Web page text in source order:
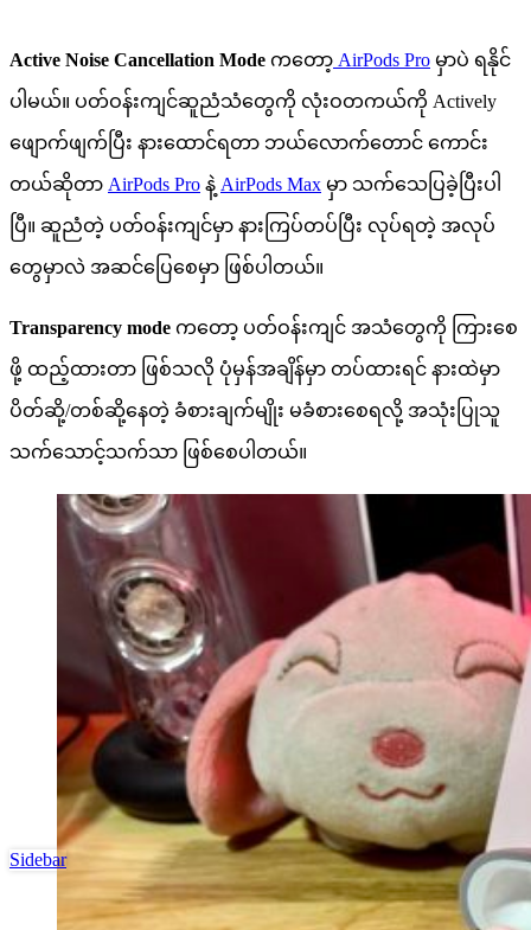
Active Noise Cancellation Mode ကတော့ AirPods Pro မှာပဲ ရနိုင်
ပါမယ်။ ပတ်ဝန်းကျင်ဆူညံသံတွေကို လုံးဝတကယ်ကို Actively
ဖျောက်ဖျက်ပြီး နားထောင်ရတာ ဘယ်လောက်တောင် ကောင်း
တယ်ဆိုတာ AirPods Pro နဲ့ AirPods Max မှာ သက်သေပြခဲ့ပြီးပါ
ပြီ။ ဆူညံတဲ့ ပတ်ဝန်းကျင်မှာ နားကြပ်တပ်ပြီး လုပ်ရတဲ့ အလုပ်
တွေမှာလဲ အဆင်ပြေစေမှာ ဖြစ်ပါတယ်။
Transparency mode ကတော့ ပတ်ဝန်းကျင် အသံတွေကို ကြားစေ
ဖို့ ထည့်ထားတာ ဖြစ်သလို ပုံမှန်အချိန်မှာ တပ်ထားရင် နားထဲမှာ
ပိတ်ဆို့/တစ်ဆို့နေတဲ့ ခံစားချက်မျိုး မခံစားစေရလို့ အသုံးပြုသူ
သက်သောင့်သက်သာ ဖြစ်စေပါတယ်။
Sidebar